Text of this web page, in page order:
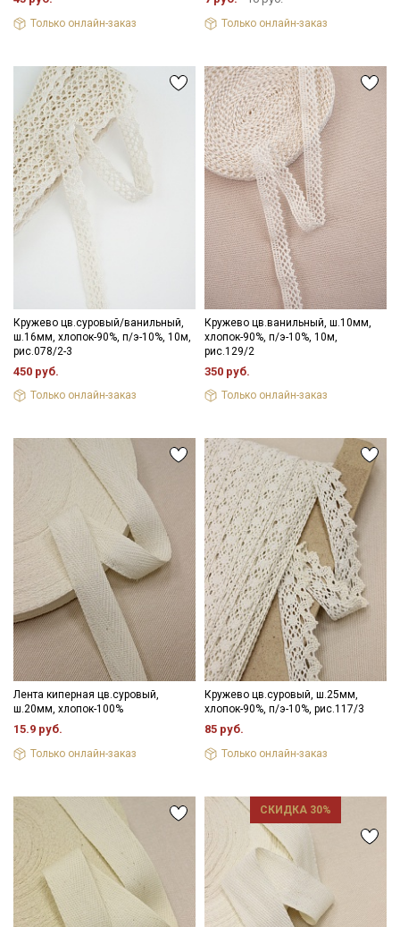
Только онлайн-заказ Только онлайн-заказ
Кружево цв.суровый/ванильный,
ш.16мм, хлопок-90%, п/э-10%, 10м,
рис.078/2-3
450 руб.
Только онлайн-заказ
Кружево цв.ванильный, ш.10мм,
хлопок-90%, п/э-10%, 10м,
рис.129/2
350 руб.
Только онлайн-заказ
Лента киперная цв.суровый,
ш.20мм, хлопок-100%
15.9 руб.
Только онлайн-заказ
Кружево цв.суровый, ш.25мм,
хлопок-90%, п/э-10%, рис.117/3
85 руб.
Только онлайн-заказ
СКИДКА 30%
Подписаться
Ознакомлен(а) с
Политикой обработки персональных
данных
Согласие на обработку персональных
данных
Даю
Согласие на получение рекламных и
информационных рассылок